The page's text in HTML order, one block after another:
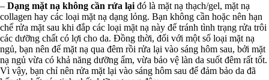
– Dạng mặt nạ không cần rửa lại đó là mặt nạ thạch/gel, mặt nạ
collagen hay các loại mặt nạ dạng lỏng. Bạn không cần hoặc nên hạn
chế rửa mặt sau khi đắp các loại mặt nạ này để tránh tình trạng rửa trôi
các dưỡng chất có lợi cho da. Đồng thời, đối với một số loại mặt nạ
ngủ, bạn nên để mặt nạ qua đêm rồi rửa lại vào sáng hôm sau, bởi mặt
nạ ngủ vừa có khả năng dưỡng ẩm, vừa bảo vệ làn da suốt đêm rất tốt.
Vì vậy, bạn chỉ nên rửa mặt lại vào sáng hôm sau để đảm bảo da đã